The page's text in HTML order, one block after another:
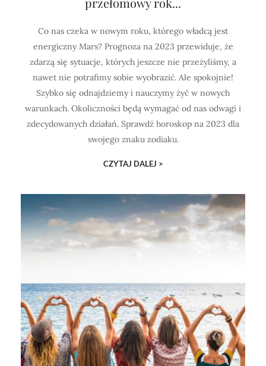
Co nas czeka w nowym roku, którego władcą jest
energiczny Mars? Prognoza na 2023 przewiduje, że
zdarzą się sytuacje, których jeszcze nie przeżyliśmy, a
nawet nie potrafimy sobie wyobrazić. Ale spokojnie!
Szybko się odnajdziemy i nauczymy żyć w nowych
warunkach. Okoliczności będą wymagać od nas odwagi i
zdecydowanych działań. Sprawdź horoskop na 2023 dla
swojego znaku zodiaku.
CZYTAJ DALEJ >